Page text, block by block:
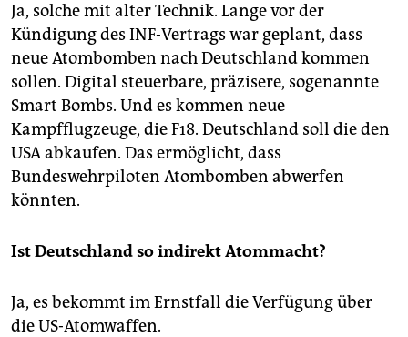
Ja, solche mit alter Technik. Lange vor der
Kündigung des INF-Vertrags war geplant, dass
neue Atombomben nach Deutschland kommen
sollen. Digital steuerbare, präzisere, sogenannte
Smart Bombs. Und es kommen neue
Kampfflugzeuge, die F18. Deutschland soll die den
USA abkaufen. Das ermöglicht, dass
Bundeswehrpiloten Atombomben abwerfen
könnten.
Ist Deutschland so indirekt Atommacht?
Ja, es bekommt im Ernstfall die Verfügung über
die US-Atomwaffen.